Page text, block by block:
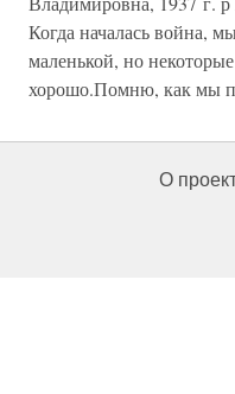
Когда началась война,
маленькой, но
хорошо.Помню, как мы
О